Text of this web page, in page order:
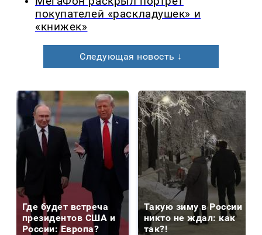
покупателей «раскладушек» и
«книжек»
Следующая новость ↓
Где будет встреча
президентов США и
России: Европа?
Такую зиму в России
никто не ждал: как
так?!